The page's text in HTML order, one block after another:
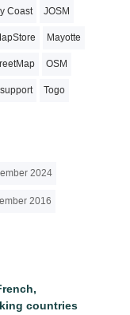
Coast JOSM
Mayotte
OSM
Togo
2024
2016
countries